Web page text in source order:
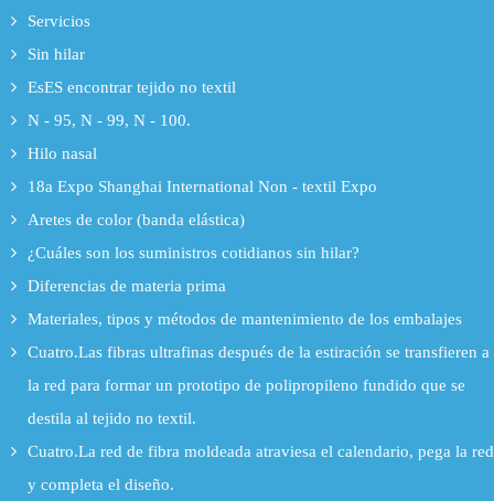
Servicios
Sin hilar
EsES encontrar tejido no textil
N - 95, N - 99, N - 100.
Hilo nasal
18a Expo Shanghai International Non - textil Expo
Aretes de color (banda elástica)
¿Cuáles son los suministros cotidianos sin hilar?
Diferencias de materia prima
Materiales, tipos y métodos de mantenimiento de los embalajes
Cuatro.Las fibras ultrafinas después de la estiración se transfieren a
la red para formar un prototipo de polipropileno fundido que se
destila al tejido no textil.
Cuatro.La red de fibra moldeada atraviesa el calendario, pega la red
y completa el diseño.